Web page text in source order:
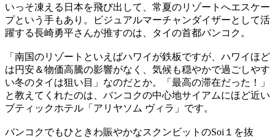
いっそ凍える日本を飛び出して、常夏のリゾートへエスケー
プという手もあり。ビジュアルマーチャンダイザーとして活
躍する長崎勇平さんが推すのは、タイの首都バンコク。
「南国のリゾートといえばハワイが鉄板ですが、ハワイほど
は円安＆物価高騰の影響がなく、気候も穏やかで過ごしやす
い冬のタイは狙い目」なのだとか。「最高の滞在だった！」
と教えてくれたのは、バンコクの中心地サイアムにほど近い
ブティックホテル「アリヤソム ヴィラ」です。
バンコクでもひときわ賑やかなスクンビットのSoi１を抜